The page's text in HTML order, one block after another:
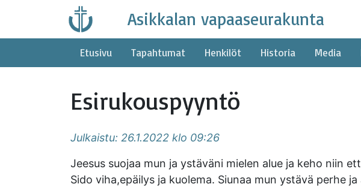
content
Asikkalan vapaaseurakunta
Etusivu Tapahtumat Henkilöt Historia Media
Esirukouspyyntö
Julkaistu: 26.1.2022 klo 09:26
Jeesus suojaa mun ja ystäväni mielen alue ja keho niin
Sido viha,epäilys ja kuolema. Siunaa mun ystävä perhe